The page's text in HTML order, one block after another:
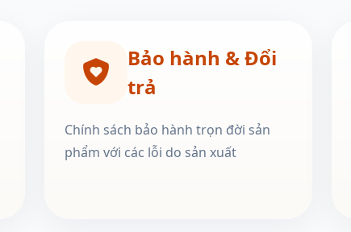
Bảo hành & Đổi
trả
Chính sách bảo hành trọn đời sản
phẩm với các lỗi do sản xuất